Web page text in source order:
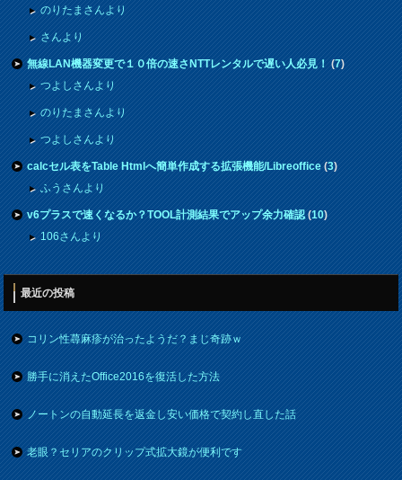
のりたまさんより
さんより
無線LAN機器変更で１０倍の速さNTTレンタルで遅い人必見！(7)
つよしさんより
のりたまさんより
つよしさんより
calcセル表をTable Htmlへ簡単作成する拡張機能/Libreoffice(3)
ふうさんより
v6プラスで速くなるか？TOOL計測結果でアップ余力確認(10)
106さんより
最近の投稿
コリン性蕁麻疹が治ったようだ？まじ奇跡ｗ
勝手に消えたOffice2016を復活した方法
ノートンの自動延長を返金し安い価格で契約し直した話
老眼？セリアのクリップ式拡大鏡が便利です